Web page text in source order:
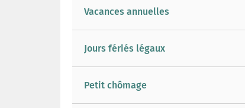
Vacances annuelles
Jours fériés légaux
Petit chômage